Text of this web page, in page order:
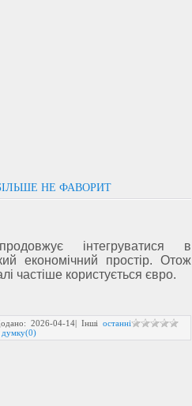
НЕ ФАВОРИТ
інтегруватися в
економічний простір. Отож
частіше користується євро.
2026-04-14| Іншіостанні
думку(0)